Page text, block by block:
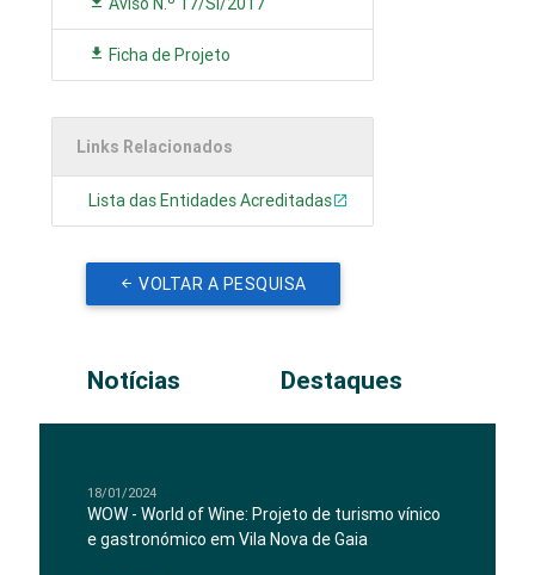
Ficha de Projeto
Links Relacionados
Lista das Entidades Acreditadas
VOLTAR A PESQUISA
Notícias Destaques
18/01/2024
WOW - World of Wine: Projeto de turismo vínico
e gastronómico em Vila Nova de Gaia